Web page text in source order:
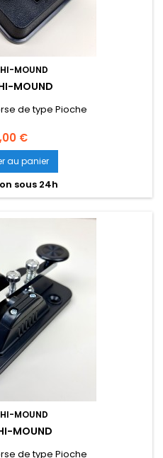
HI-MOUND
MOUND
de type Pioche
€
au panier
sous 24h
HI-MOUND
MOUND
de type Pioche